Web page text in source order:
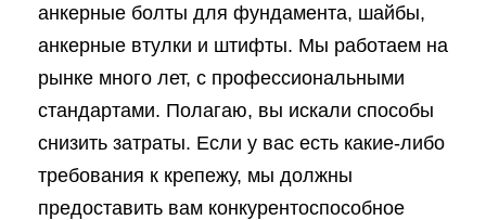
анкерные болты для фундамента, шайбы,
анкерные втулки и штифты. Мы работаем на
рынке много лет, с профессиональными
стандартами. Полагаю, вы искали способы
снизить затраты. Если у вас есть какие-либо
требования к крепежу, мы должны
предоставить вам конкурентоспособное